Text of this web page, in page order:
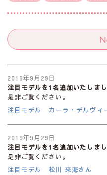
2019年9月29日
注目モデルを1名追加いたしまし
是非ご覧ください。
注目モデル カーラ・デルヴィ
2019年9月29日
注目モデルを1名追加いたしまし
是非ご覧ください。
注目モデル 松川 来海さん